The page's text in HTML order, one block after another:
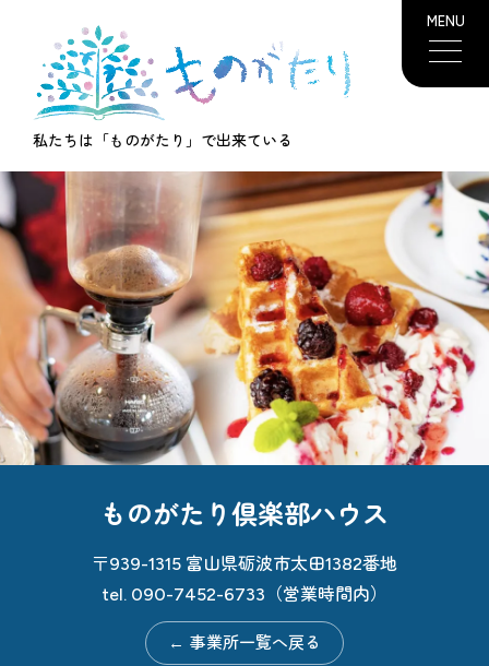
MENU
私たちは「ものがたり」で出来ている
ものがたり倶楽部ハウス
〒939-1315 富山県砺波市太田1382番地
tel. 090-7452-6733（営業時間内）
← 事業所一覧へ戻る